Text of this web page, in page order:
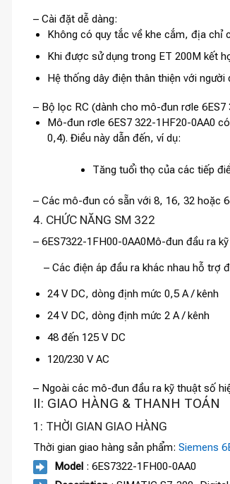
– Cài đặt dễ dàng:
Không có quy tắc về khe cắm, địa chỉ
Khi được sử dụng trong ET 200M kết
Hệ thống dây điện thân thiện với người
– Bộ lọc RC (dành cho mô-đun rơle 6ES7
Mô-đun rơle 6ES7 322-1HF20-0AA0
0,4). Điều này dẫn đến, ví dụ:
Tăng tuổi thọ của các tiếp
– Các mô-đun có sẵn với 8, 16, 32 hoặc
4. CHỨC NĂNG SM 322
– 6ES7322-1FH00-0AA0Mô-đun đầu ra
– Các điện áp đầu ra khác nhau hỗ trợ
24 V DC, dòng định mức 0,5 A / kênh
24 V DC, dòng định mức 2 A / kênh
48 đến 125 V DC
120/230 V AC
– Ngoài các mô-đun đầu ra kỹ thuật số
II: GIAO HÀNG & THANH TOÁN
1: THỜI GIAN GIAO HÀNG
Thời gian giao hàng sản phẩm: Siemens
Model : 6ES7322-1FH00-0AA0